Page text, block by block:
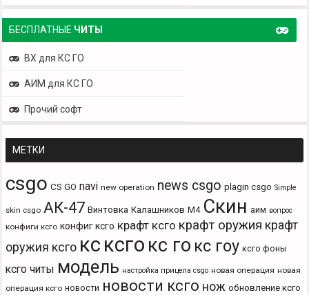
БЕСПЛАТНЫЕ ЧИТЫ
ВХ для КС ГО
АИМ для КС ГО
Прочий софт
МЕТКИ
csgo CS GO navi new operation news csgo plagin csgo Simple
skin csgo АК-47 Винтовка Калашников М4 Скин аим вопрос
конфиги ксго конфиг ксго крафт ксго крафт оружия крафт
оружия ксго кс ксго кс го кс гоу ксго фоны
ксго читы модель настройка прицела csgo новая операция новая
операция ксго новости новости ксго нож обновление ксго